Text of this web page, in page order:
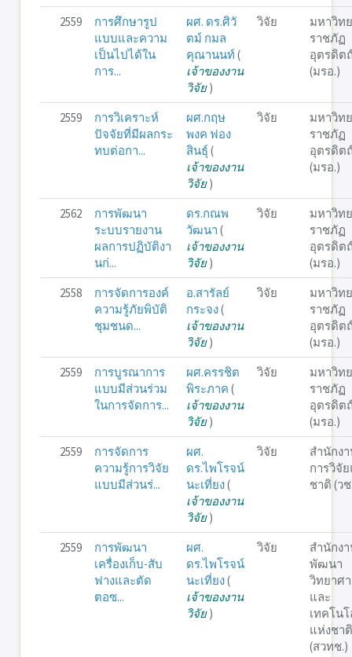
2559
การศึกษารูป
แบบและความ
เป็นไปได้ใน
การ...
ผศ. ดร.ศิวั
ตม์ กมล
คุณานนท์(
เจ้าของงาน
วิจัย)
วิจัย
มหาวิท
ราชภัฏ
อุตรดิต
(มรอ.)
2559
การวิเคราะห์
ปัจจัยที่มีผลกระ
ทบต่อกา...
ผศ.กฤษ
พงค ฟอง
สินธุ์(
เจ้าของงาน
วิจัย)
วิจัย
มหาวิท
ราชภัฏ
อุตรดิต
(มรอ.)
2562
การพัฒนา
ระบบรายงาน
ผลการปฏิบัติงา
นก่...
ดร.กณพ
วัฒนา (
เจ้าของงาน
วิจัย)
วิจัย
มหาวิท
ราชภัฏ
อุตรดิต
(มรอ.)
2558
การจัดการองค์
ความรู้ภัยพิบัติ
ชุมชนด...
อ.สารัลย์
กระจง(
เจ้าของงาน
วิจัย)
วิจัย
มหาวิท
ราชภัฏ
อุตรดิต
(มรอ.)
2559
การบูรณาการ
แบบมีส่วนร่วม
ในการจัดการ...
ผศ.ครรชิต
พิระภาค (
เจ้าของงาน
วิจัย)
วิจัย
มหาวิท
ราชภัฏ
อุตรดิต
(มรอ.)
2559
การจัดการ
ความรู้การวิจัย
แบบมีส่วนร่...
ผศ.
ดร.ไพโรจน์
นะเที่ยง(
เจ้าของงาน
วิจัย)
วิจัย
สำนักง
การวิจั
ชาติ (ว
2559
การพัฒนา
เครื่องเก็บ-สับ
ฟางและตัด
ตอซ...
ผศ.
ดร.ไพโรจน์
นะเที่ยง(
เจ้าของงาน
วิจัย)
วิจัย
สำนักง
พัฒนา
วิทยาศ
และ
เทคโน
แห่งชาติ
(สวทช.)